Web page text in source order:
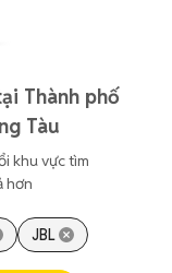
Thành phố
Tàu
khu vực tìm
hơn
JBL